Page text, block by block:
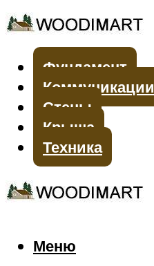
Фундамент
Коммуникации
Стены
Крыша
Техника
Меню
Меню